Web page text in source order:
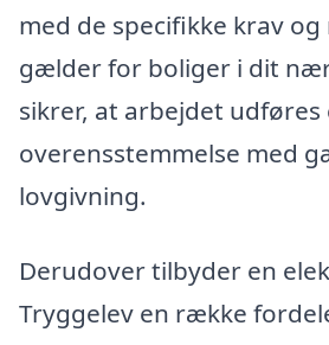
med de specifikke krav
gælder for boliger i dit
sikrer, at arbejdet
overensstemmelse med
lovgivning.
Derudover tilbyder en
Tryggelev en række